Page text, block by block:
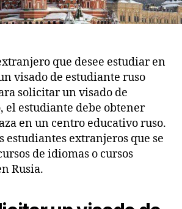
que desee estudiar en
visado de estudiante ruso
solicitar un visado de
el estudiante debe obtener
en un centro educativo ruso.
estudiantes extranjeros que se
de idiomas o cursos
Rusia.